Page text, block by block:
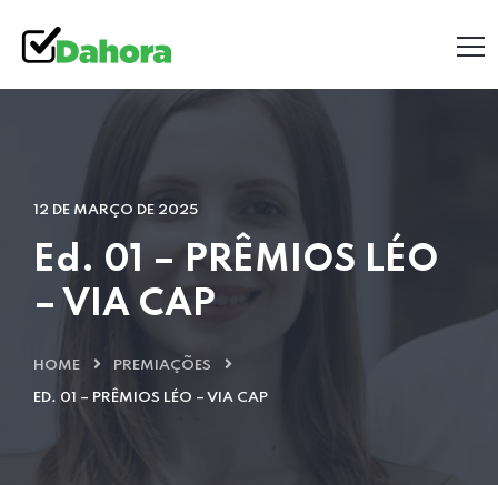
12 DE MARÇO DE 2025
Ed. 01 – PRÊMIOS LÉO
– VIA CAP
HOME PREMIAÇÕES
ED. 01 – PRÊMIOS LÉO – VIA CAP